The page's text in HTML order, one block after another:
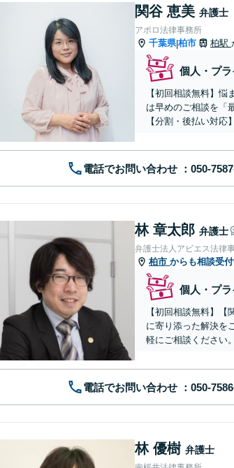
関谷 恵美 弁護士
アポロ法律事務所
千葉県|柏市 柏駅
個人・プ
【初回相談無料】
は早めのご相談を「
【分割・後払い対応】
電話でお問い合わせ
林 章太郎 弁護士
弁護士法人アビエス法律
柏市 からも相談受
個人・プ
【初回相談無料】
に寄り添った解決を
軽にご相談ください。
電話でお問い合わせ
林 優樹 弁護士